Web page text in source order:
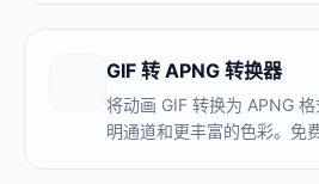
GIF 转 APNG 转换器
将动画 GIF 转换为 APNG
明通道和更丰富的色彩。免